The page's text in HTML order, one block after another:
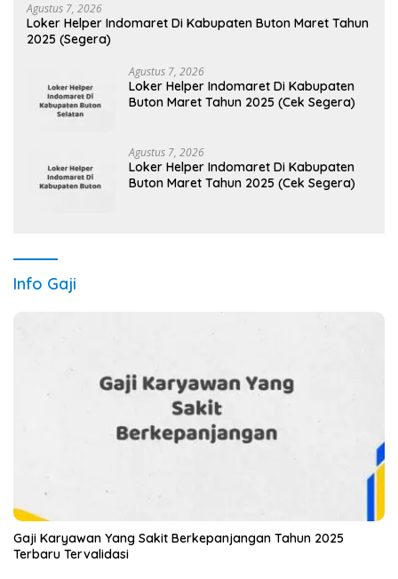
Agustus 7, 2026
Loker Helper Indomaret Di Kabupaten Buton Maret Tahun
2025 (Segera)
Agustus 7, 2026
Loker Helper Indomaret Di Kabupaten
Buton Maret Tahun 2025 (Cek Segera)
Agustus 7, 2026
Loker Helper Indomaret Di Kabupaten
Buton Maret Tahun 2025 (Cek Segera)
Info Gaji
Gaji Karyawan Yang Sakit Berkepanjangan Tahun 2025
Terbaru Tervalidasi